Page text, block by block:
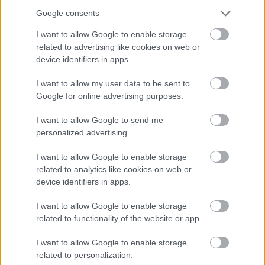
Google consents
I want to allow Google to enable storage
related to advertising like cookies on web or
device identifiers in apps.
I want to allow my user data to be sent to
Google for online advertising purposes.
I want to allow Google to send me
personalized advertising.
I want to allow Google to enable storage
related to analytics like cookies on web or
device identifiers in apps.
I want to allow Google to enable storage
related to functionality of the website or app.
I want to allow Google to enable storage
related to personalization.
Ezen felül az addiktív működés is a per tárgyát
képezi.
ellen, mert a vád
szerint a streamingóriás a felhasználók tudta és
beleegyezése nélkül gyűjtötte, majd értékesítette
személyes adataikat. Ken Paxton texasi főügyész szerint
a vállalat éveken keresztül megtévesztette előfizetőit
azzal, hogy nyilvánosan tagadta az adatgyűjtést és az
adatok harmadik feleknek történő továbbadását,
miközben reklámcégeknek és adatbrókereknek
ezzel akár több milliárd dolláros bevételre is szert
tehetett.
A vádiratban az is szerepel, hogy a Netflix szándékosan
addiktív módon alakította ki platformját annak